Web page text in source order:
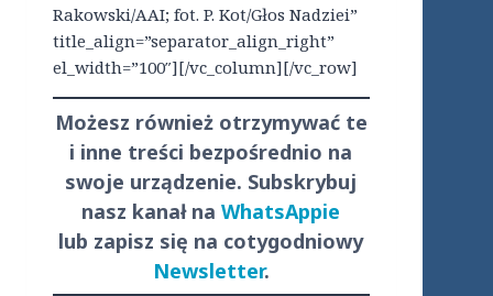
Rakowski/AAI; fot. P. Kot/Głos Nadziei”
title_align=”separator_align_right”
el_width=”100″][/vc_column][/vc_row]
Możesz również otrzymywać te
i inne treści bezpośrednio na
swoje urządzenie. Subskrybuj
nasz kanał naWhatsAppie
lub zapisz się na cotygodniowy
Newsletter.